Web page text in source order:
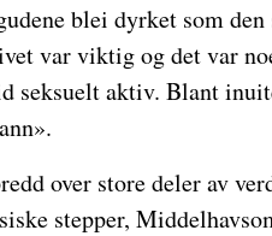
blei dyrket som
var viktig og det var
seksuelt aktiv. Blant
over store deler av
stepper,